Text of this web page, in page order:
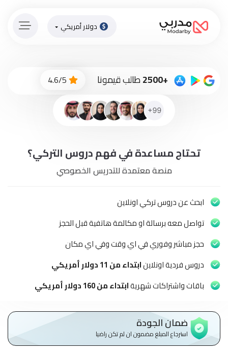
الاّن
أونلاين
باقات
وطلاب
المدارس
نحن
الشروط
والأحكام
دولار أمريكي
+2500 طالب قيمونا 4.6/5
تحتاج مساعدة في فهم دروس التركي؟
منصة معتمدة للتدريس الخصوصي
ابحث عن دروس تركي اونلاين
تواصل معه برسالة او مكالمة هاتفية قبل الحجز
حجز مباشر وفوري في اي وقت وفي اي مكان
دروس فردية اونلاينابتداء من 11 دولار أمريكي
باقات واشتراكات شهريةابتداء من 160 دولار أمريكي
ضمان الجودة
استرجاع المبلغ مضمون ان لم تكن راضيا